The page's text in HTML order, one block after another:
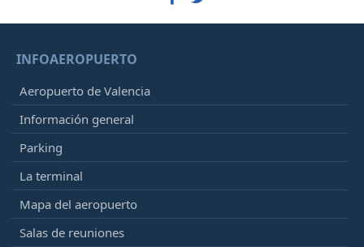
INFOAEROPUERTO
Aeropuerto de Valencia
Información general
Parking
La terminal
Mapa del aeropuerto
Salas de reuniones